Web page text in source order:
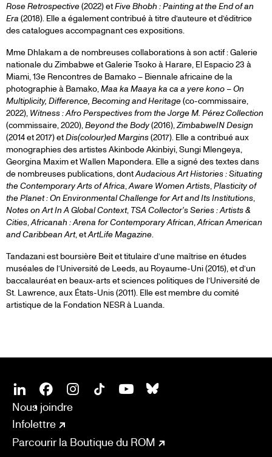
Rose Retrospective(2022) etFive Bhobh : Painting at the End of an
Era (2018). Elle a également contribué à titre d’auteure et d’éditrice
des catalogues accompagnant ces expositions.
Mme Dhlakam a de nombreuses collaborations à son actif : Galerie
nationale du Zimbabwe et Galerie Tsoko à Harare, El Espacio 23 à
Miami, 13e Rencontres de Bamako – Biennale africaine de la
photographie à Bamako,Maa ka Maaya ka ca a yere kono – On
Multiplicity, Difference, Becoming and Heritage(co-commissaire,
2022), Witness : Afro Perspectives from the Jorge M. Pérez Collection
(commissaire, 2020),Beyond the Body(2016),ZimbabweIN Design
(2014 et 2017) etDis(colour)ed Margins(2017). Elle a contribué aux
monographies des artistes Akinbode Akinbiyi, Sungi Mlengeya,
Georgina Maxim et Wallen Mapondera. Elle a signé des textes dans
de nombreuses publications, dontAudacious Art Histories : Situating
the Contemporary Arts of Africa,Aware Women Artists,Plasticity of
the Planet : On Environmental Challenge for Art and Its Institutions,
Notes on Art In A Global Context, TSA Collector's Series : Artists &
Cities,Africanah : Arena for Contemporary African,African American
and Caribbean Art, etArtLife Magazine.
Tandazani est boursière Beit et titulaire d’une maîtrise en études
muséales de l’Université de Leeds, au Royaume-Uni (2015), et d’un
baccalauréat en beaux-arts et sciences politiques de l’Université de
St. Lawrence, aux États-Unis (2011). Elle est membre du comité
artistique de la Fondation NESR à Luanda.
SOCIAL
LinkedinFacebookInstagram
CONNECT
Nous joindre
Infolettre
Parcourir la Boutique du ROM